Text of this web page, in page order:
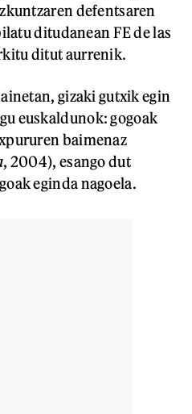
defentsaren
ditudanean FE de las
ditut aurrenik.
gizaki gutxik egin
euskaldunok: gogoak
baimenaz
, 2004), esango dut
eginda nagoela.